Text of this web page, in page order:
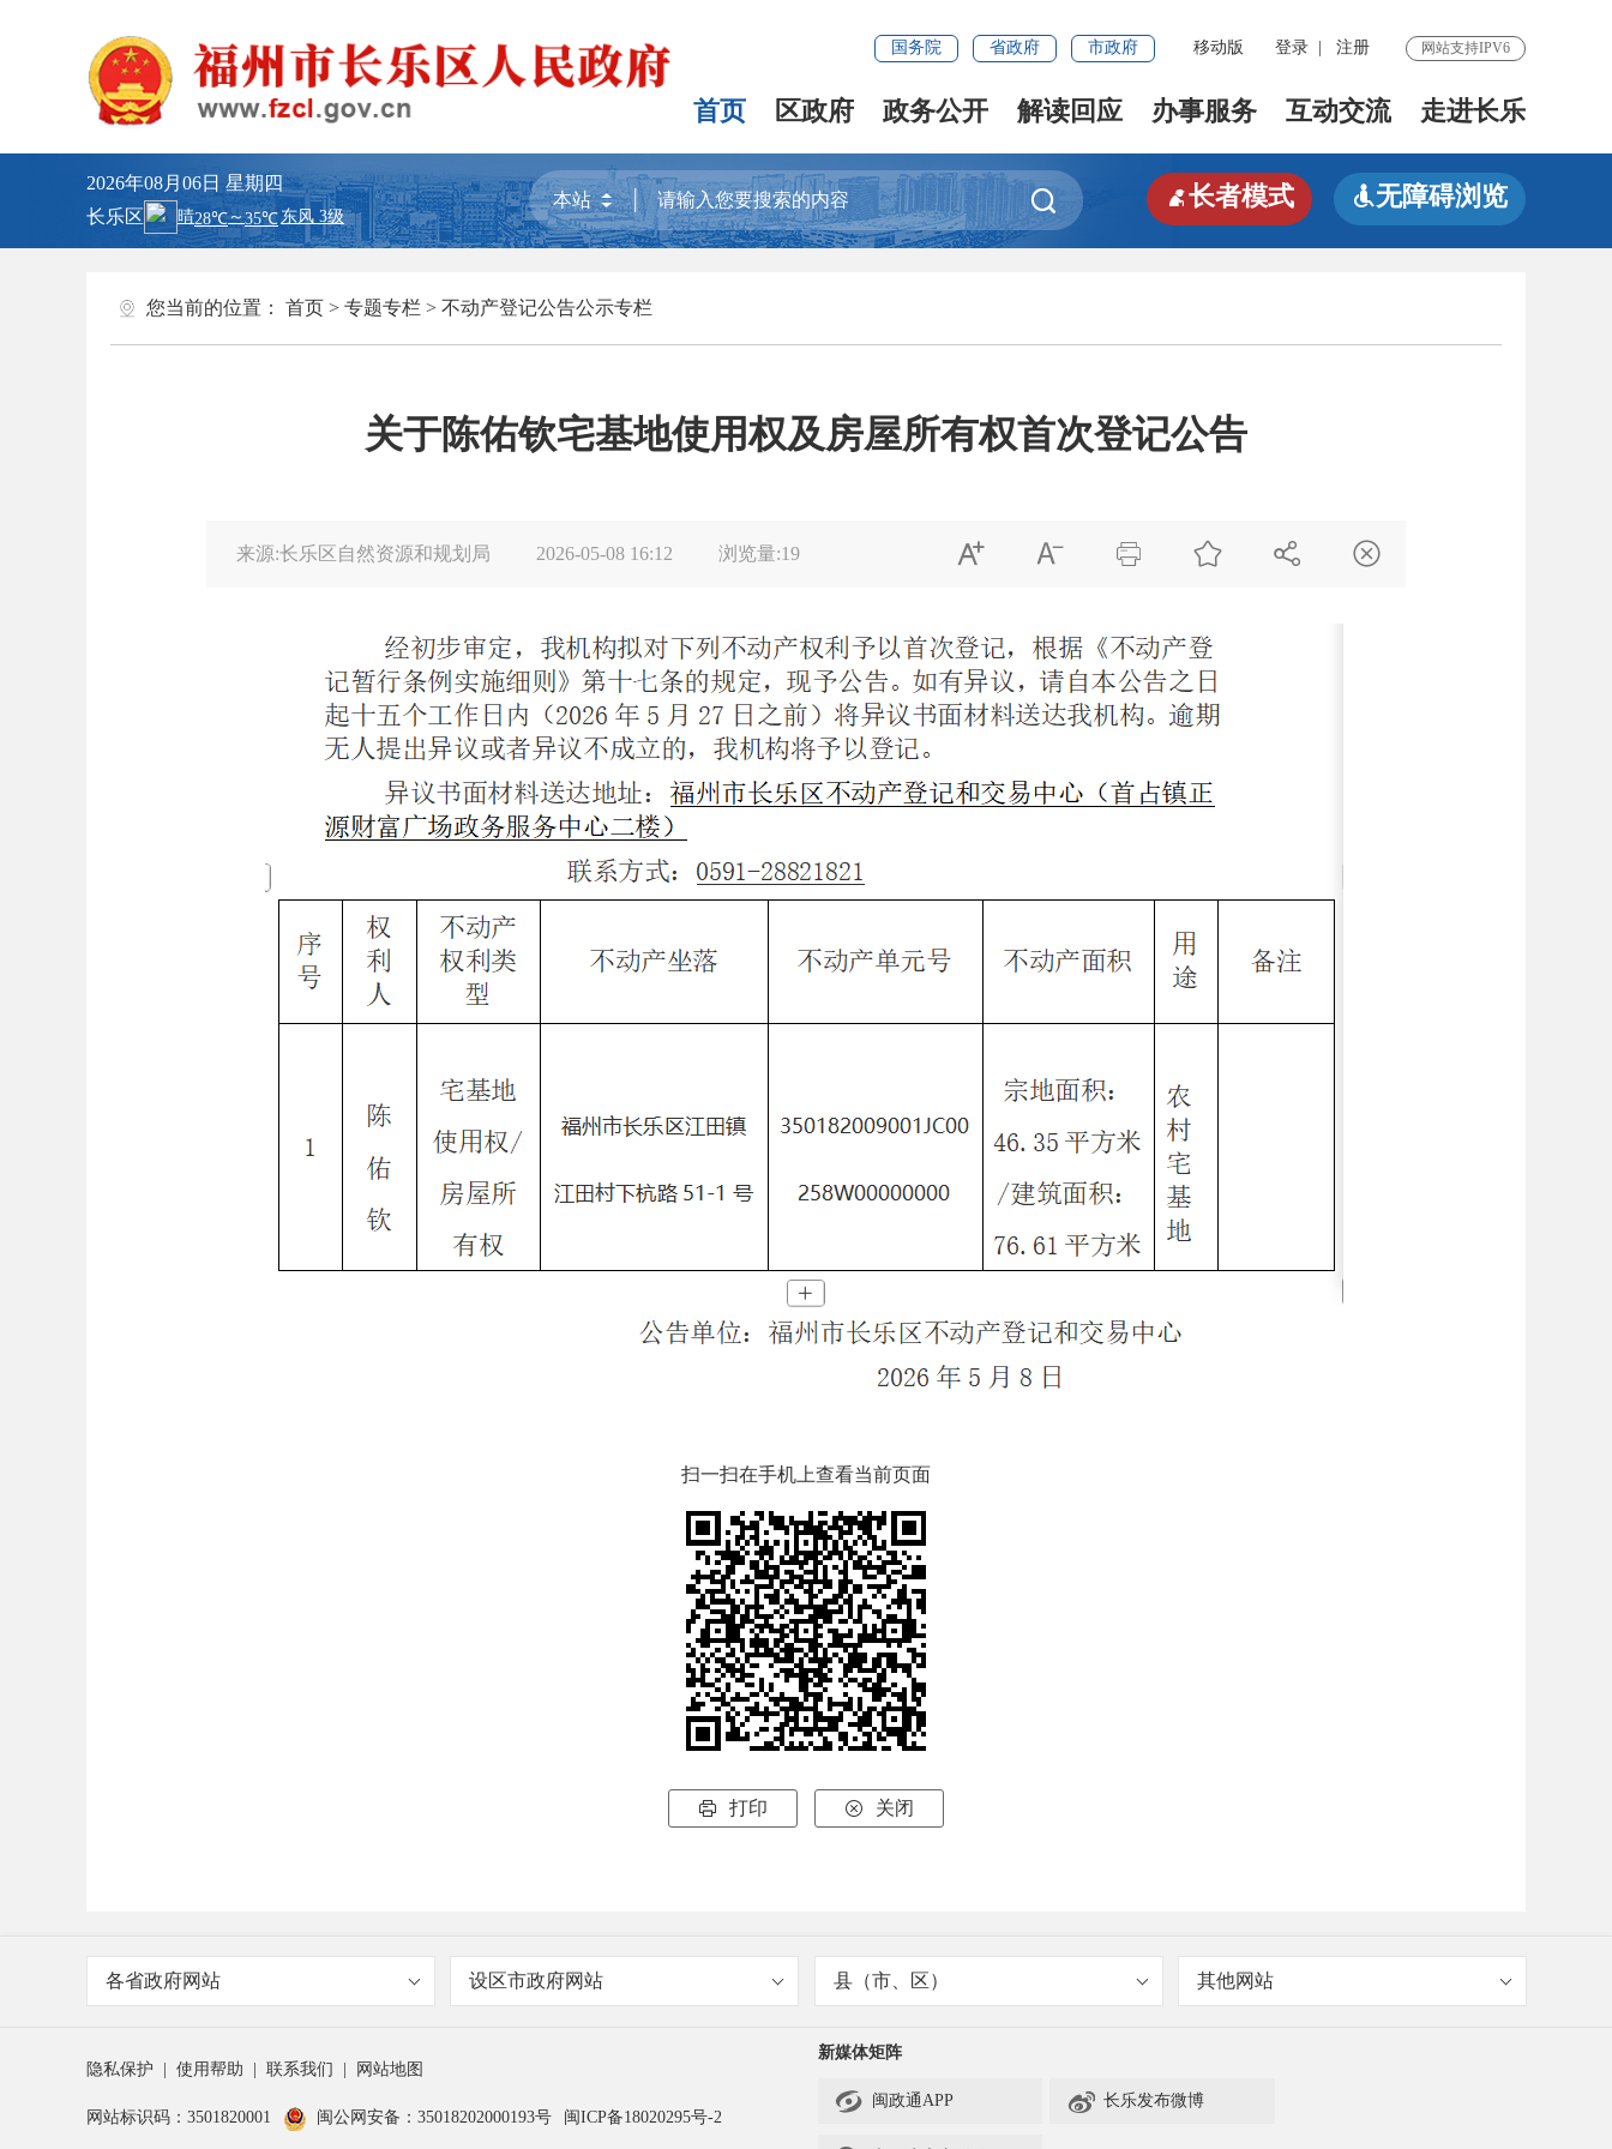
国务院 省政府 市政府 移动版 登录 注册 网站支持IPV6
首页 区政府 政务公开 解读回应 办事服务 互动交流 走进长乐
2026年08月06日 星期四
长乐区
 长者模式 无障碍浏览
您当前的位置： 首页 > 专题专栏 > 不动产登记公告公示专栏
关于陈佑钦宅基地使用权及房屋所有权首次登记公告
来源:长乐区自然资源和规划局 2026-05-08 16:12 浏览量:19      
扫一扫在手机上查看当前页面
 打印  关闭
各省政府网站 设区市政府网站 县（市、区） 其他网站
隐私保护 使用帮助 联系我们 网站地图
网站标识码：3501820001 闽公网安备：35018202000193号 闽ICP备18020295号-2
新媒体矩阵
 闽政通APP  长乐发布微博